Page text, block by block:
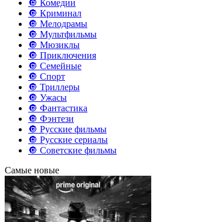
🔘 Комедии
🔘 Криминал
🔘 Мелодрамы
🔘 Мультфильмы
🔘 Мюзиклы
🔘 Приключения
🔘 Семейные
🔘 Спорт
🔘 Триллеры
🔘 Ужасы
🔘 Фантастика
🔘 Фэнтези
🔘 Русские фильмы
🔘 Русские сериалы
🔘 Советские фильмы
Самые новые